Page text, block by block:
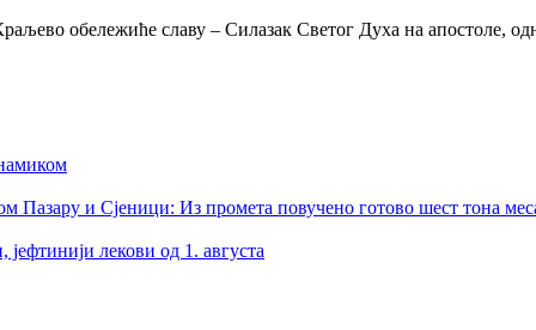
обележиће славу – Силазак Светог Духа на апостоле,
Пазару и Сјеници: Из промета повучено готово шест тона
лекови од 1. августа